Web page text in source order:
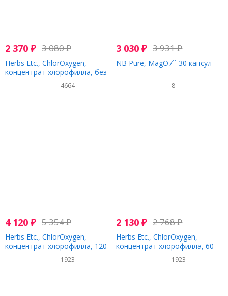
2 370 ₽ 3 080₽
Herbs Etc., ChlorOxygen,
концентрат хлорофилла, без
спирта, 30 мл (1 жидк. унция)
4664
3 030₽ 3 931₽
NB Pure, MagO7`` 30 капсул
8
4 120 ₽ 5 354₽
Herbs Etc., ChlorOxygen,
концентрат хлорофилла, 120
мягких таблеток быстрого
1923
2 130₽ 2 768₽
Herbs Etc., ChlorOxygen,
концентрат хлорофилла, 60
быстродействующих мягких
1923